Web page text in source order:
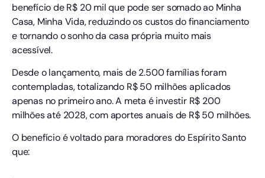
benefício de R$ 20 mil que pode ser somado ao Minha
Casa, Minha Vida, reduzindo os custos do financiamento
e tornando o sonho da casa própria muito mais
acessível.
Desde o lançamento, mais de 2.500 famílias foram
contempladas, totalizando R$ 50 milhões aplicados
apenas no primeiro ano. A meta é investir R$ 200
milhões até 2028, com aportes anuais de R$ 50 milhões.
O benefício é voltado para moradores do Espírito Santo
que: